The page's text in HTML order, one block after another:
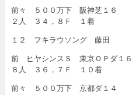
前々 ５００万下 阪神芝１６
２人 ３４，８Ｆ １着
１２ フキラウソング 藤田
前 ヒヤシンスＳ 東京ＯＰダ１６
８人 ３６，７Ｆ １０着
前々 ５００万下 京都ダ１４